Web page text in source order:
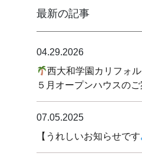
最新の記事
04.29.2026
西大和学園カリフォ
５月オープンハウスのご
07.05.2025
【うれしいお知らせです